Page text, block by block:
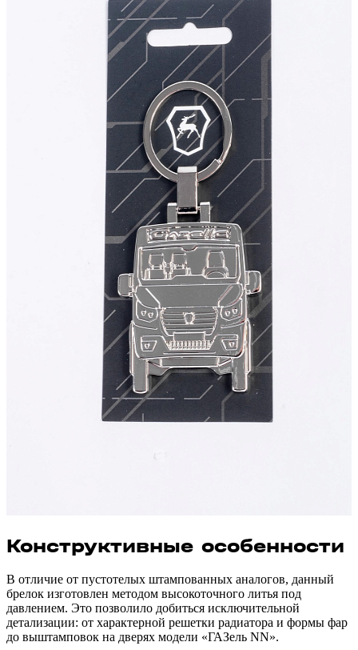
Конструктивные особенности
В отличие от пустотелых штампованных аналогов, данный
брелок изготовлен методом высокоточного литья под
давлением. Это позволило добиться исключительной
детализации: от характерной решетки радиатора и формы фар
до выштамповок на дверях модели «ГАЗель NN».